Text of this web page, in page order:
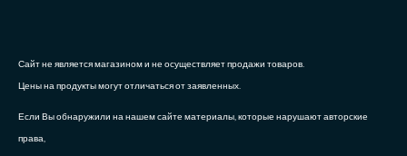
Сайт не является магазином и не осуществляет продажи товаров.
Цены на продукты могут отличаться от заявленных.
Если Вы обнаружили на нашем сайте материалы, которые нарушают авторские
права,